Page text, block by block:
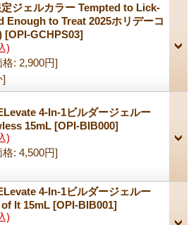
定ジェルカラー Tempted to Lick-
Enough to Treat 2025ホリデーコ
[OPI-GCHPS03]
)
格: 2,900円]
]
4-In-1ビルダージェルー
15mL [OPI-BIB000]
)
格: 4,500円]
4-In-1ビルダージェルー
It 15mL [OPI-BIB001]
)